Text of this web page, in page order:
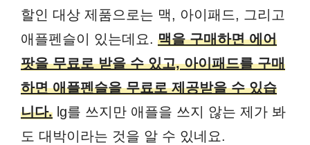
할인 대상 제품으로는 맥, 아이패드, 그리고
애플펜슬이 있는데요. 맥을 구매하면 에어
팟을 무료로 받을 수 있고, 아이패드를 구매
하면 애플펜슬을 무료로 제공받을 수 있습
니다. lg를 쓰지만 애플을 쓰지 않는 제가 봐
도 대박이라는 것을 알 수 있네요.